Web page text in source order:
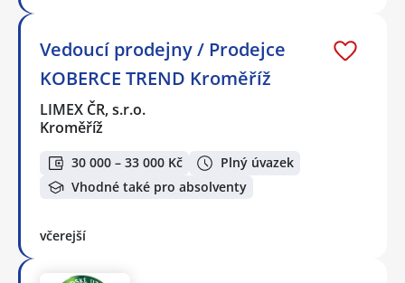
Vedoucí prodejny / Prodejce
KOBERCE TREND Kroměříž
LIMEX ČR, s.r.o.
Kroměříž
30 000 – 33 000 Kč
Plný úvazek
Vhodné také pro absolventy
včerejší